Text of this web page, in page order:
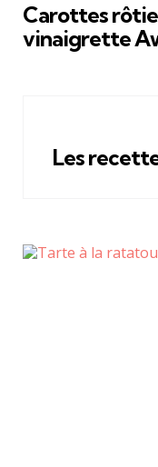
Carottes
vinaigrette
Les